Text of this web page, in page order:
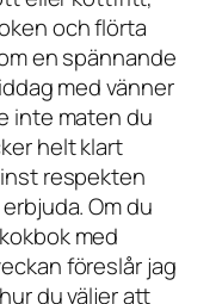
och flörta
en spännande
med vänner
inte maten du
helt klart
respekten
Om du
med
föreslår jag
du väljer att